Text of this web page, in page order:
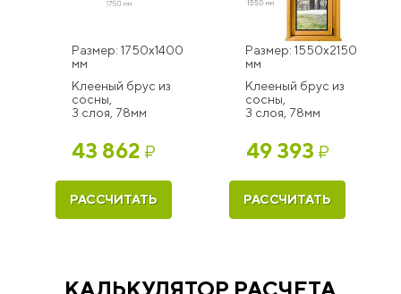
Размер: 1750x1400
мм
Клееный брус из
сосны,
3 слоя, 78мм
43 862 ₽
РАССЧИТАТЬ
Размер: 1550x2150
мм
Клееный брус из
сосны,
3 слоя, 78мм
49 393 ₽
РАССЧИТАТЬ
КАЛЬКУЛЯТОР РАСЧЕТА